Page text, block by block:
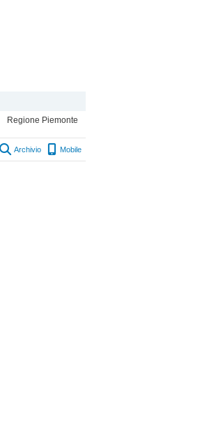
Regione Piemonte
Archivio Mobile